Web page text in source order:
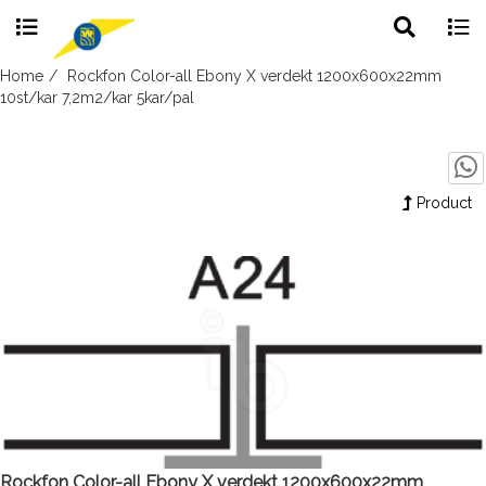
Skip
to
search
Home
Rockfon Color-all Ebony X verdekt 1200x600x22mm
10st/kar 7,2m2/kar 5kar/pal
Product